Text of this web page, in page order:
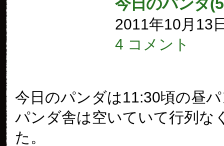
2011年10月13
4 コメント
今日のパンダは11:30頃の昼
パンダ舎は空いていて行列な
た。